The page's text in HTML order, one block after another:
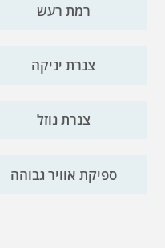
רמת רעש
צנרת יניקה
צנרת נוזל
ספיקת אוויר גבוהה